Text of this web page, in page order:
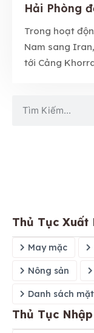
Hải Phòng
Trong hoạt
Nam sang
tới Cảng
Thủ Tục Xuất
May mặc
Nông sản
Danh sách
Thủ Tục